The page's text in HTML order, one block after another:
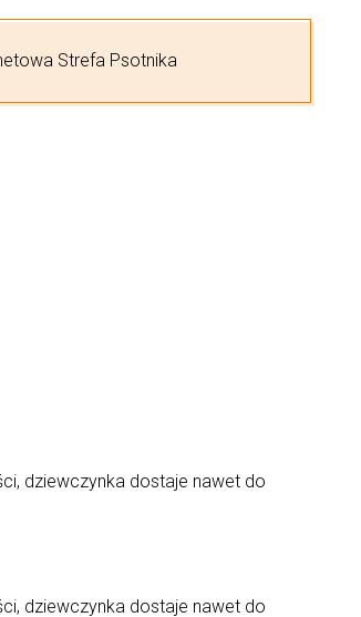
Strefa Psotnika
dziewczynka dostaje nawet do
dziewczynka dostaje nawet do